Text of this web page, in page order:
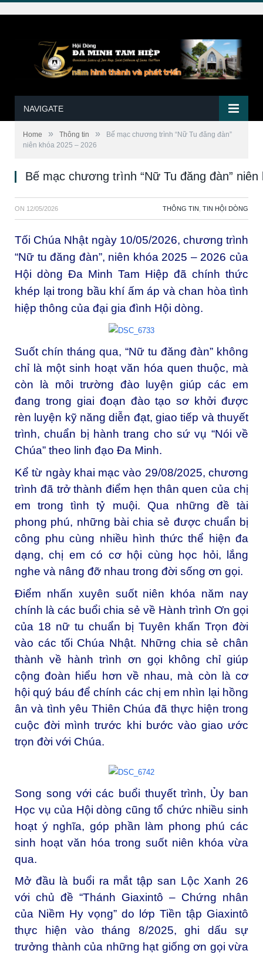
NAVIGATE
Home » Thông tin »
Bế mạc chương trình “Nữ Tu đăng đàn”
niên khóa 2025 – 2026
Bế mạc chương trình “Nữ Tu đăng đàn”
ON 12/05/2026 THÔNG TIN TIN HỘI DÒNG
Tối Chúa Nhật ngày 10/05/2026, chương trình
“Nữ tu đăng đàn”, niên khóa 2025 – 2026 của
Hội dòng Đa Minh Tam Hiệp đã chính thức
khép lại trong bầu khí ấm áp và chan hòa tình
hiệp thông của đại gia đình Hội dòng.
Suốt chín tháng qua, “Nữ tu đăng đàn” không
chỉ là một sinh hoạt văn hóa quen thuộc, mà
còn là môi trường đào luyện giúp các em
đang trong giai đoạn đào tạo sơ khởi được
rèn luyện kỹ năng diễn đạt, giao tiếp và thuyết
trình, chuẩn bị hành trang cho sứ vụ “Nói về
Chúa” theo linh đạo Đa Minh.
Kể từ ngày khai mạc vào 29/08/2025, chương
trình đã trở thành điểm hẹn thân quen của chị
em trong tình tỷ muội. Qua những đề tài
phong phú, những bài chia sẻ được chuẩn bị
công phu cùng nhiều hình thức thể hiện đa
dạng, chị em có cơ hội cùng học hỏi, lắng
nghe và nâng đỡ nhau trong đời sống ơn gọi.
Điểm nhấn xuyên suốt niên khóa năm nay
chính là các buổi chia sẻ về Hành trình Ơn gọi
của 18 nữ tu chuẩn bị Tuyên khấn Trọn đời
vào các tối Chúa Nhật. Những chia sẻ chân
thành về hành trình ơn gọi không chỉ giúp
cộng đoàn hiểu hơn về nhau, mà còn là cơ
hội quý báu để chính các chị em nhìn lại hồng
ân và tình yêu Thiên Chúa đã thực hiện trong
cuộc đời mình trước khi bước vào giao ước
trọn đời với Chúa.
Song song với các buổi thuyết trình, Ủy ban
Học vụ của Hội dòng cũng tổ chức nhiều sinh
hoạt ý nghĩa, góp phần làm phong phú các
sinh hoạt văn hóa trong suốt niên khóa vừa
qua.
Mở đầu là buổi ra mắt tập san Lộc Xanh 26
với chủ đề “Thánh Giaxintô – Chứng nhân
của Niềm Hy vọng” do lớp Tiền tập Giaxintô
thực hiện vào tháng 8/2025, ghi dấu sự
trưởng thành của những hạt giống ơn gọi vừa